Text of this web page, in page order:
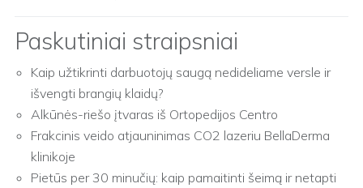
Paskutiniai straipsniai
Kaip užtikrinti darbuotojų saugą nedideliame versle ir
išvengti brangių klaidų?
Alkūnės-riešo įtvaras iš Ortopedijos Centro
Frakcinis veido atjauninimas CO2 lazeriu BellaDerma
klinikoje
Pietūs per 30 minučių: kaip pamaitinti šeimą ir netapti